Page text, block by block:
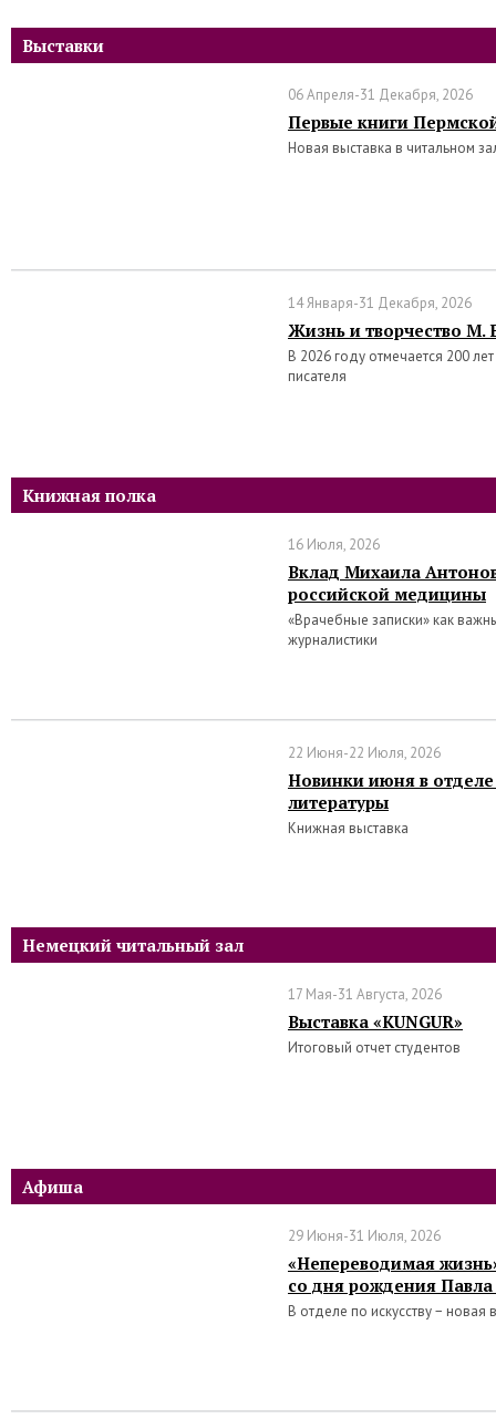
Выставки
06 Апреля-31 Декабря, 2026
Первые книги
Новая выставка в читальном
14 Января-31 Декабря, 2026
Жизнь и творчество М.
В 2026 году отмечается 200
писателя
Книжная полка
16 Июля, 2026
Вклад Михаила
российской медицины
«Врачебные записки» как
журналистики
22 Июня-22 Июля, 2026
Новинки июня в
литературы
Книжная выставка
Немецкий читальный зал
17 Мая-31 Августа, 2026
Выставка «KUNGUR»
Итоговый отчет студентов
Афиша
29 Июня-31 Июля, 2026
«Непереводимая
со дня рождения
В отделе по искусству − новая